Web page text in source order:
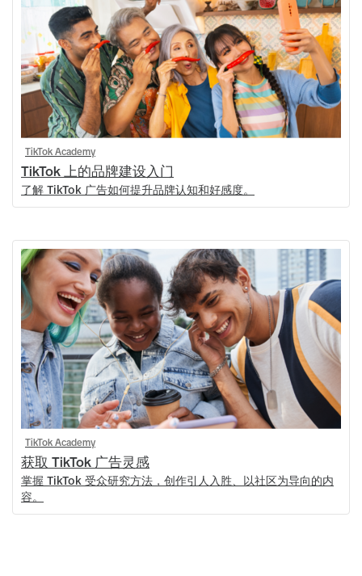
TikTok Academy
TikTok 上的品牌建设入门
了解 TikTok 广告如何提升品牌认知和好感度。
TikTok Academy
获取 TikTok 广告灵感
掌握 TikTok 受众研究方法，创作引人入胜、以社区为导向的内
容。